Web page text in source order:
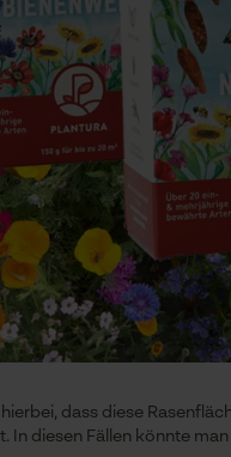
dass diese
In diesen Fällen könnte